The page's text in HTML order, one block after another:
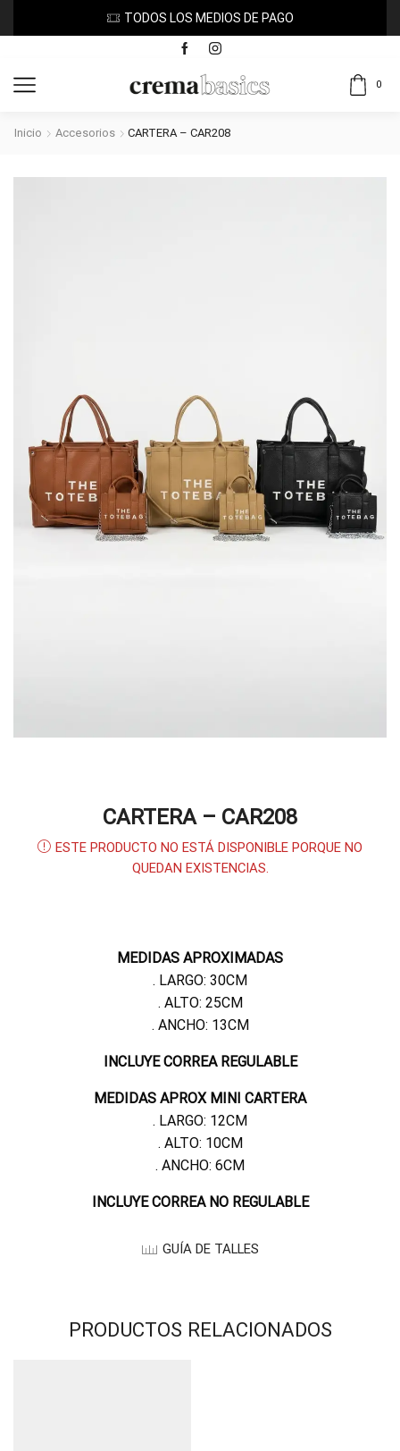
TODOS LOS MEDIOS DE PAGO
0
Inicio Accesorios CARTERA – CAR208
CARTERA – CAR208
ESTE PRODUCTO NO ESTÁ DISPONIBLE PORQUE NO
QUEDAN EXISTENCIAS.
MEDIDAS APROXIMADAS
. LARGO: 30CM
. ALTO: 25CM
. ANCHO: 13CM
INCLUYE CORREA REGULABLE
MEDIDAS APROX MINI CARTERA
. LARGO: 12CM
. ALTO: 10CM
. ANCHO: 6CM
INCLUYE CORREA NO REGULABLE
GUÍA DE TALLES
PRODUCTOS RELACIONADOS